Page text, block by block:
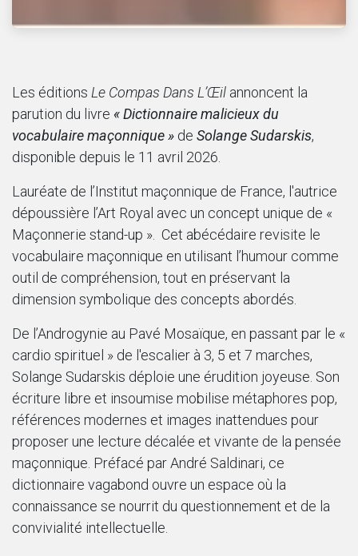
Les éditions Le Compas Dans L’Œil annoncent la
parution du livre « Dictionnaire malicieux du
vocabulaire maçonnique » de Solange Sudarskis,
disponible depuis le 11 avril 2026.
Lauréate de l’Institut maçonnique de France, l'autrice
dépoussière l’Art Royal avec un concept unique de «
Maçonnerie stand-up ». Cet abécédaire revisite le
vocabulaire maçonnique en utilisant l’humour comme
outil de compréhension, tout en préservant la
dimension symbolique des concepts abordés.
De l’Androgynie au Pavé Mosaïque, en passant par le «
cardio spirituel » de l'escalier à 3, 5 et 7 marches,
Solange Sudarskis déploie une érudition joyeuse. Son
écriture libre et insoumise mobilise métaphores pop,
références modernes et images inattendues pour
proposer une lecture décalée et vivante de la pensée
maçonnique. Préfacé par André Saldinari, ce
dictionnaire vagabond ouvre un espace où la
connaissance se nourrit du questionnement et de la
convivialité intellectuelle.